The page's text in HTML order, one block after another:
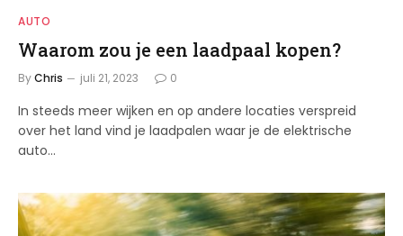
AUTO
Waarom zou je een laadpaal kopen?
ByChris juli 21, 2023 0
In steeds meer wijken en op andere locaties verspreid
over het land vind je laadpalen waar je de elektrische
auto…